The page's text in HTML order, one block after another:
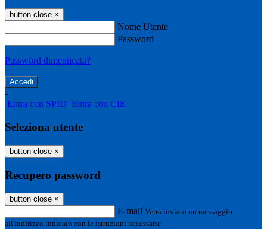
button close ×
Nome Utente
Password
Password dimenticata?
-
Entra con SPID Entra con CIE
Seleziona utente
button close ×
Recupero password
button close ×
E-mail Verrà inviato un messaggio
all'indirizzo indicato con le istruzioni necessarie.